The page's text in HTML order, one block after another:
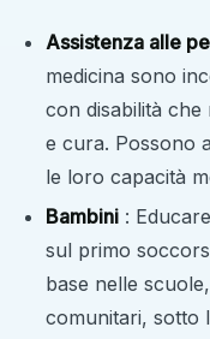
Assistenza alle
medicina sono
con disabilità
e cura. Possono
le loro capacità
Bambini :
sul primo
base nelle
comunitari, sotto